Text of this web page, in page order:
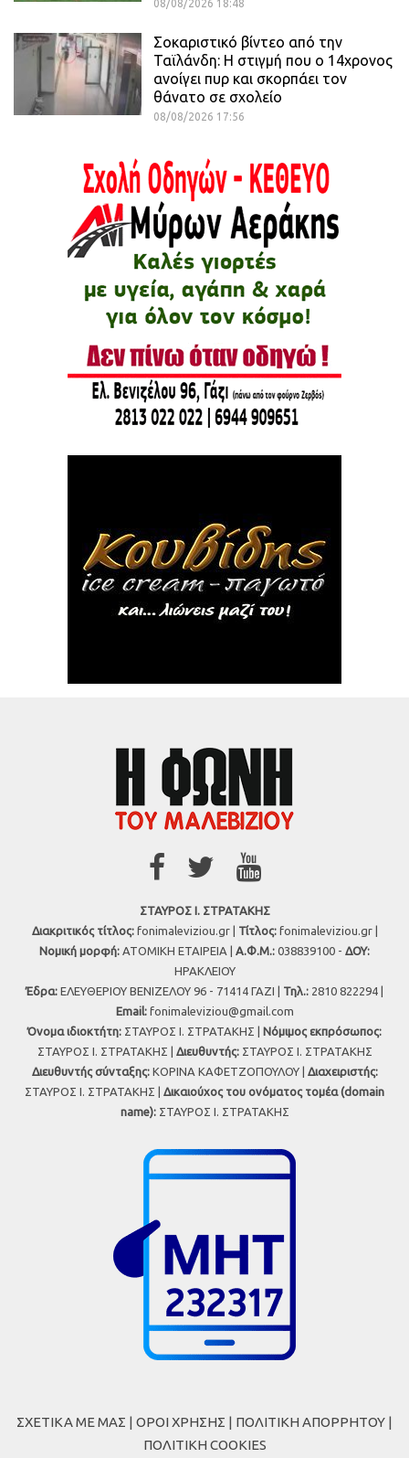
08/08/2026 18:48
Σοκαριστικό βίντεο από την
Ταϊλάνδη: Η στιγμή που ο 14χρονος
ανοίγει πυρ και σκορπάει τον
θάνατο σε σχολείο
08/08/2026 17:56
ΣΤΑΥΡΟΣ Ι. ΣΤΡΑΤΑΚΗΣ
Διακριτικός τίτλος:fonimaleviziou.gr | Τίτλος:fonimaleviziou.gr |
Νομική μορφή: ΑΤΟΜΙΚΗ ΕΤΑΙΡΕΙΑ | Α.Φ.Μ.: 038839100 - ΔΟΥ:
ΗΡΑΚΛΕΙΟΥ
Έδρα: ΕΛΕΥΘΕΡΙΟΥ ΒΕΝΙΖΕΛΟΥ 96 - 71414 ΓΑΖΙ | Τηλ.: 2810 822294 |
Εmail: fonimaleviziou@gmail.com
Όνομα ιδιοκτήτη: ΣΤΑΥΡΟΣ Ι. ΣΤΡΑΤΑΚΗΣ | Νόμιμος εκπρόσωπος:
ΣΤΑΥΡΟΣ Ι. ΣΤΡΑΤΑΚΗΣ | Διευθυντής:ΣΤΑΥΡΟΣ Ι. ΣΤΡΑΤΑΚΗΣ
Διευθυντής σύνταξης:ΚΟΡΙΝΑ ΚΑΦΕΤΖΟΠΟΥΛΟΥ | Διαχειριστής:
ΣΤΑΥΡΟΣ Ι. ΣΤΡΑΤΑΚΗΣ | Δικαιούχος του ονόματος τομέα (domain
name):ΣΤΑΥΡΟΣ Ι. ΣΤΡΑΤΑΚΗΣ
ΣΧΕΤΙΚΑ ΜΕ ΜΑΣ | ΟΡΟΙ ΧΡΗΣΗΣ | ΠΟΛΙΤΙΚΗ ΑΠΟΡΡΗΤΟΥ |
ΠΟΛΙΤΙΚΗ COOKIES